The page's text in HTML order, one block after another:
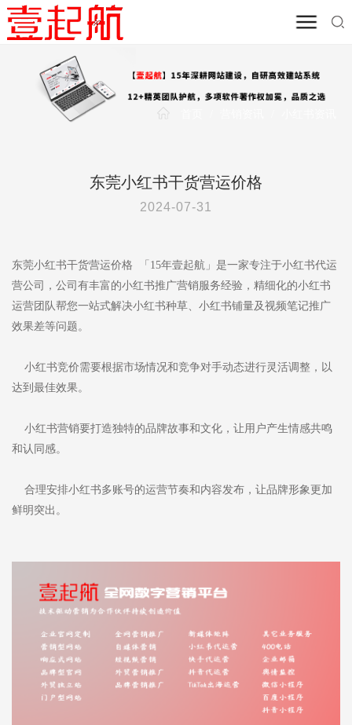
东莞小红书干货营运价格
2024-07-31
东莞小红书干货营运价格 「15年壹起航」是一家专注于小红书代运
营公司，公司有丰富的小红书推广营销服务经验，精细化的小红书
运营团队帮您一站式解决小红书种草、小红书铺量及视频笔记推广
效果差等问题。
小红书竞价需要根据市场情况和竞争对手动态进行灵活调整，以
达到最佳效果。
小红书营销要打造独特的品牌故事和文化，让用户产生情感共鸣
和认同感。
合理安排小红书多账号的运营节奏和内容发布，让品牌形象更加
鲜明突出。